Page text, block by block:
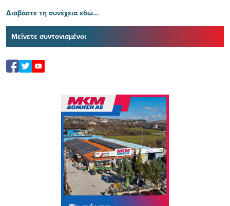
Διαβάστε τη συνέχεια εδώ...
Μείνετε συντονισμένοι